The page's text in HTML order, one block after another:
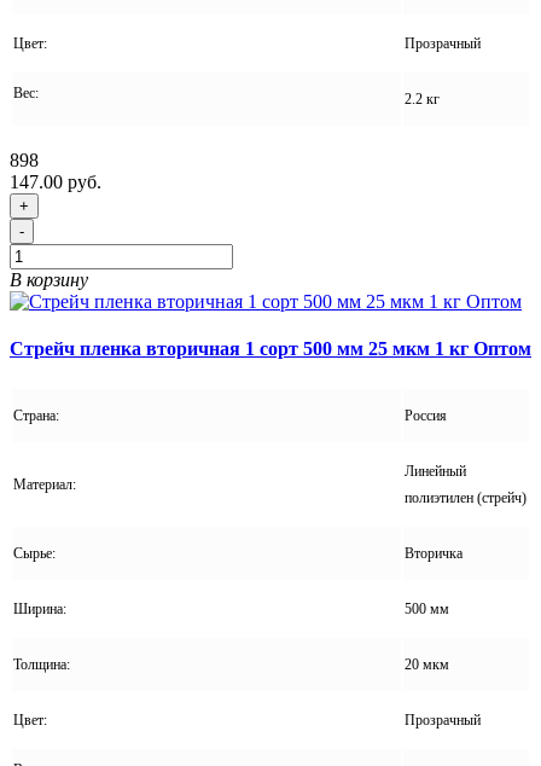
Цвет: Прозрачный
Вес: 2.2 кг
898
147.00 руб.
+
-
В корзину
Стрейч пленка вторичная 1 сорт 500 мм 25 мкм 1 кг Оптом
Страна: Россия
Материал:
Линейный
полиэтилен (стрейч)
Сырье: Вторичка
Ширина: 500 мм
Толщина: 20 мкм
Цвет: Прозрачный